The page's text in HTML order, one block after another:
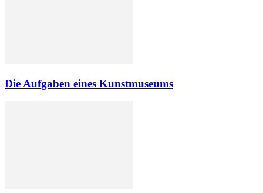
Die Aufgaben eines Kunstmuseums